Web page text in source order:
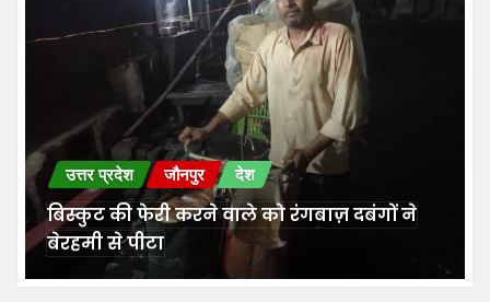
उत्तर प्रदेश जौनपुर देश
बिस्कुट की फेरी करने वाले को रंगबाज़ दबंगों ने
बेरहमी से पीटा